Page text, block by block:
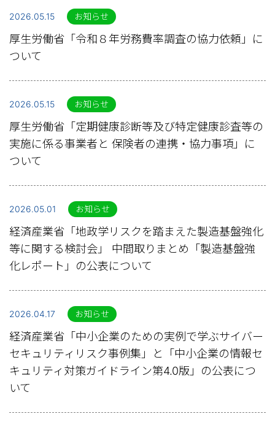
2026.05.15 お知らせ
厚生労働省「令和８年労務費率調査の協力依頼」に
ついて
2026.05.15 お知らせ
厚生労働省「定期健康診断等及び特定健康診査等の
実施に係る事業者と 保険者の連携・協力事項」に
ついて
2026.05.01 お知らせ
経済産業省「地政学リスクを踏まえた製造基盤強化
等に関する検討会」 中間取りまとめ「製造基盤強
化レポート」の公表について
2026.04.17 お知らせ
経済産業省「中小企業のための実例で学ぶサイバー
セキュリティリスク事例集」と「中小企業の情報セ
キュリティ対策ガイドライン第4.0版」の公表につ
いて